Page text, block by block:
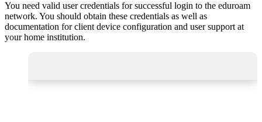
You need valid user credentials for successful login to the eduroam
network. You should obtain these credentials as well as
documentation for client device configuration and user support at
your home institution.